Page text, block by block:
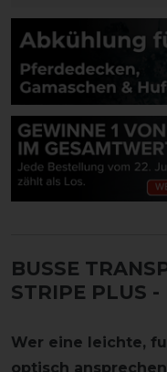
BUSSE
STRIPE PLUS -
Wer eine leichte,
optisch